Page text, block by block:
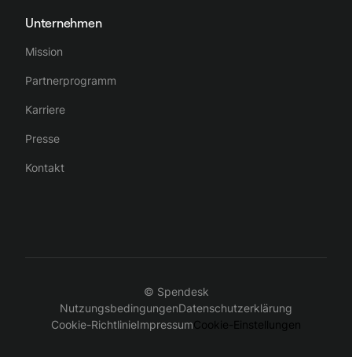
Unternehmen
Mission
Partnerprogramm
Karriere
Presse
Kontakt
© Spendesk
NutzungsbedingungenDatenschutzerklärung
Cookie-RichtlinieImpressumCookie-Einstellungen